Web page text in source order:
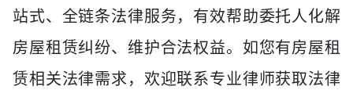
站式、全链条法律服务，有效帮助委托人化解
房屋租赁纠纷、维护合法权益。如您有房屋租
赁相关法律需求，欢迎联系专业律师获取法律